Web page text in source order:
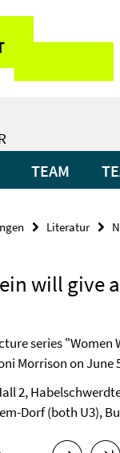
TEAM
Literatur
will give
series
Morrison on June
2,
Dorf (both U3),